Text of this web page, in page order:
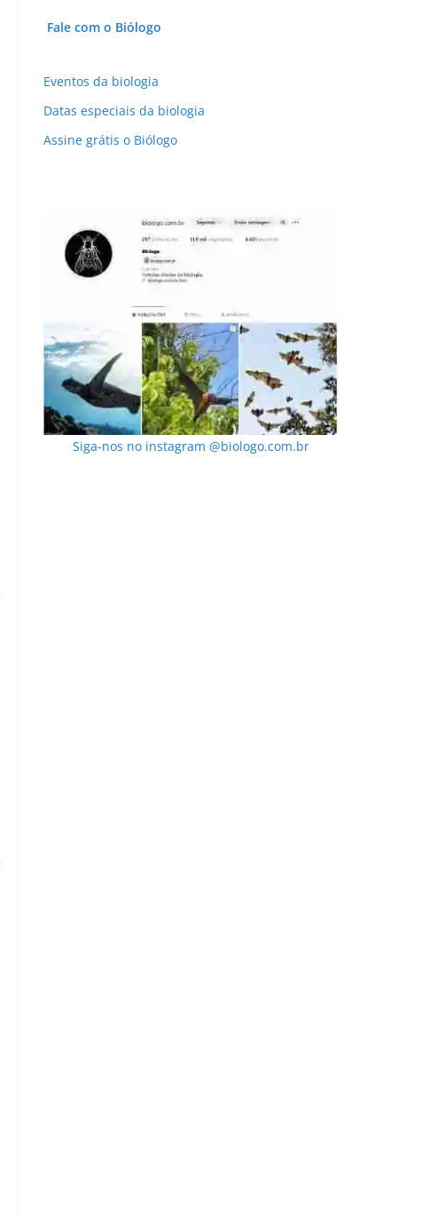
Fale com o Biólogo
Eventos da biologia
Datas especiais da biologia
Assine grátis o Biólogo
Siga-nos no instagram @biologo.com.br